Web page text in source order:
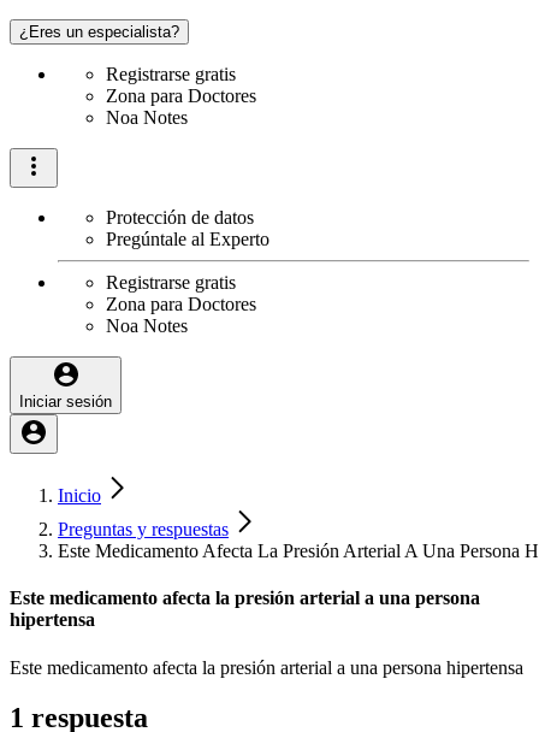
¿Eres un especialista?
Registrarse gratis
Zona para Doctores
Noa Notes
Protección de datos
Pregúntale al Experto
Registrarse gratis
Zona para Doctores
Noa Notes
Iniciar sesión
Inicio
Preguntas y respuestas
Este Medicamento Afecta La Presión Arterial A Una Persona
Este medicamento afecta la presión arterial a una persona
hipertensa
Este medicamento afecta la presión arterial a una persona hipertensa
1 respuesta